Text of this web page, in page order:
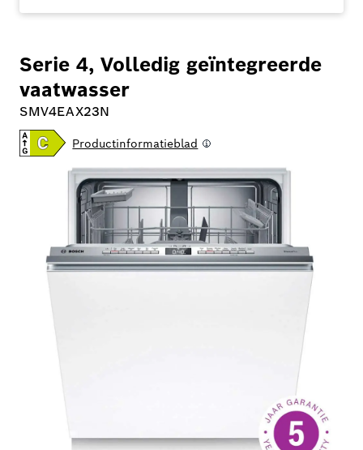
Serie 4, Volledig geïntegreerde
vaatwasser
SMV4EAX23N
Productinformatieblad